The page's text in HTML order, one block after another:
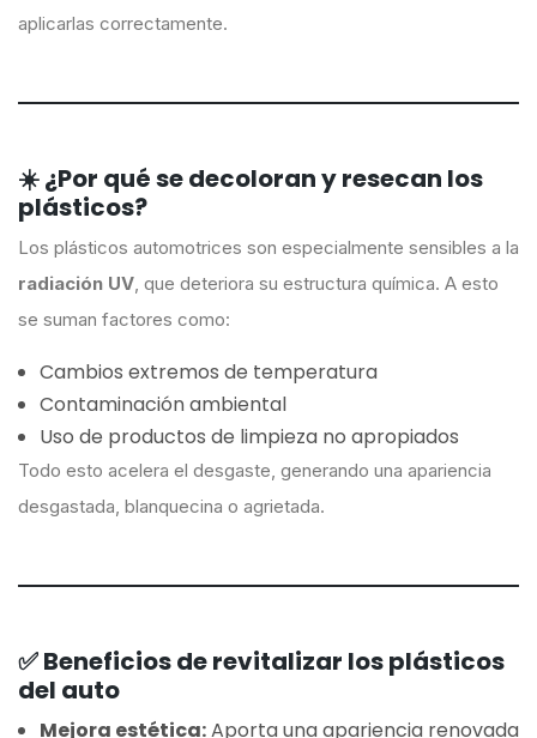
aplicarlas correctamente.
☀️ ¿Por qué se decoloran y resecan los
plásticos?
Los plásticos automotrices son especialmente sensibles a la
radiación UV, que deteriora su estructura química. A esto
se suman factores como:
Cambios extremos de temperatura
Contaminación ambiental
Uso de productos de limpieza no apropiados
Todo esto acelera el desgaste, generando una apariencia
desgastada, blanquecina o agrietada.
✅ Beneficios de revitalizar los plásticos
del auto
Mejora estética:Aporta una apariencia renovada